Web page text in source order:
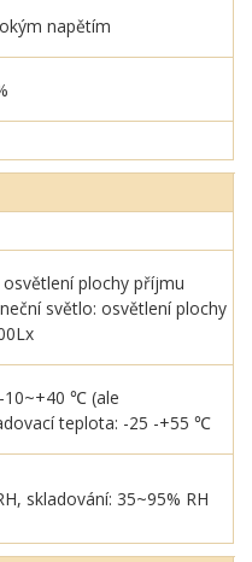
napětím
plochy příjmu
světlo: osvětlení plochy
10~+40 ℃ (ale
teplota: -25 -+55 ℃
skladování: 35~95% RH